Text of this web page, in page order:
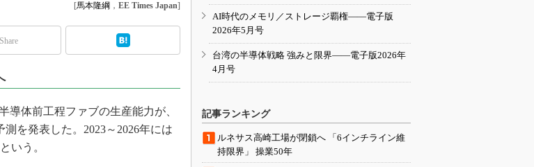
レクトロニクス入門（EDN
[馬本隆綱 ， EE Times Japan]
Share
導体前工程ファブの生産能力が、
を発表した。2023～2026年には
いう。
AI時代のメモリ／ストレージ覇権――電子版
2026年5月号
台湾の半導体戦略 強みと限界――電子版2026年
4月号
記事ランキング
ルネサス高崎工場が閉鎖へ 「6インチライン維
持限界」 操業50年